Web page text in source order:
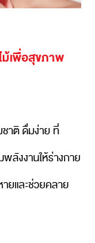
เพื่อสุขภาพ
าติ ดื่มง่าย ที่
ลังงานให้ร่างกาย
ยและช่วยคลาย